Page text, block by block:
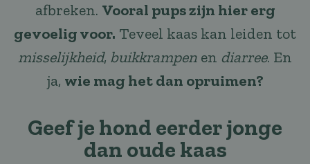
afbreken. Vooral pups zijn hier erg
gevoelig voor. Teveel kaas kan leiden tot
misselijkheid, buikkrampen en diarree. En
ja, wie mag het dan opruimen?
Geef je hond eerder jonge
dan oude kaas